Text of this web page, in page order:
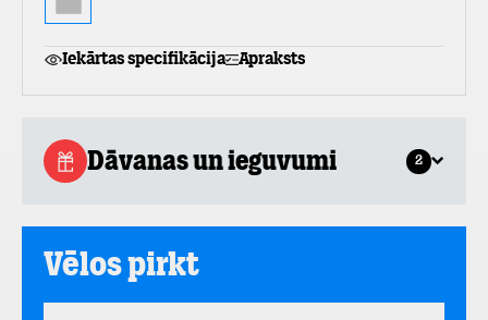
Iekārtas specifikācija Apraksts
Dāvanas un ieguvumi 2
Vēlos pirkt